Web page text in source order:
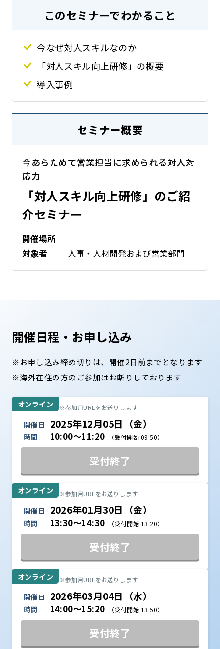
このセミナーでわかること
今なぜ対人スキルなのか
「対人スキル向上研修」の概要
導入事例
セミナー概要
今あらためて営業担当に求められる対人対
応力
「対人スキル向上研修」のご紹
介セミナー
開催場所
対象者
人事・人材開発および営業部門
開催日程・お申し込み
※お申し込み締め切りは、開催2日前までとなります
※海外在住の方のご参加はお断りしております
オンライン ※参加用URLをお送りします
開催日 2025年12月05日（金）
時間 10:00～11:20 （受付開始 09:50）
受付終了
オンライン ※参加用URLをお送りします
開催日 2026年01月30日（金）
時間 13:30～14:30 （受付開始 13:20）
受付終了
オンライン ※参加用URLをお送りします
開催日 2026年03月04日（水）
時間 14:00～15:20 （受付開始 13:50）
受付終了